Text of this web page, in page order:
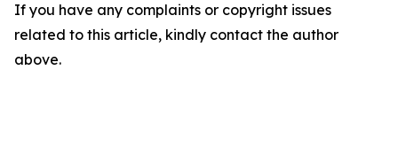
If you have any complaints or copyright issues
related to this article, kindly contact the author
above.